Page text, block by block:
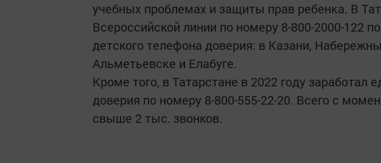
учебных проблемах и защиты прав ребенка. В
Всероссийской линии по номеру 8-800-2000-122
детского телефона доверия: в Казани,
Альметьевске и Елабуге.
Кроме того, в Татарстане в 2022 году
доверия по номеру 8-800-555-22-20. Всего с
свыше 2 тыс. звонков.